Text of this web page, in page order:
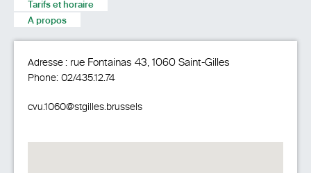
Tarifs et horaire
A propos
Adresse : rue Fontainas 43, 1060 Saint-Gilles
Phone: 02/435.12.74
cvu.1060@stgilles.brussels